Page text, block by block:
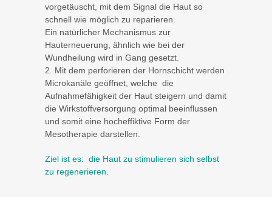
vorgetäuscht, mit dem Signal die Haut so
schnell wie möglich zu reparieren.
Ein natürlicher Mechanismus zur
Hauterneuerung, ähnlich wie bei der
Wundheilung wird in Gang gesetzt.
2. Mit dem perforieren der Hornschicht werden
Microkanäle geöffnet, welche die
Aufnahmefähigkeit der Haut steigern und damit
die Wirkstoffversorgung optimal beeinflussen
und somit eine hocheffiktive Form der
Mesotherapie darstellen.
Ziel ist es: die Haut zu stimulieren sich selbst
zu regenerieren.